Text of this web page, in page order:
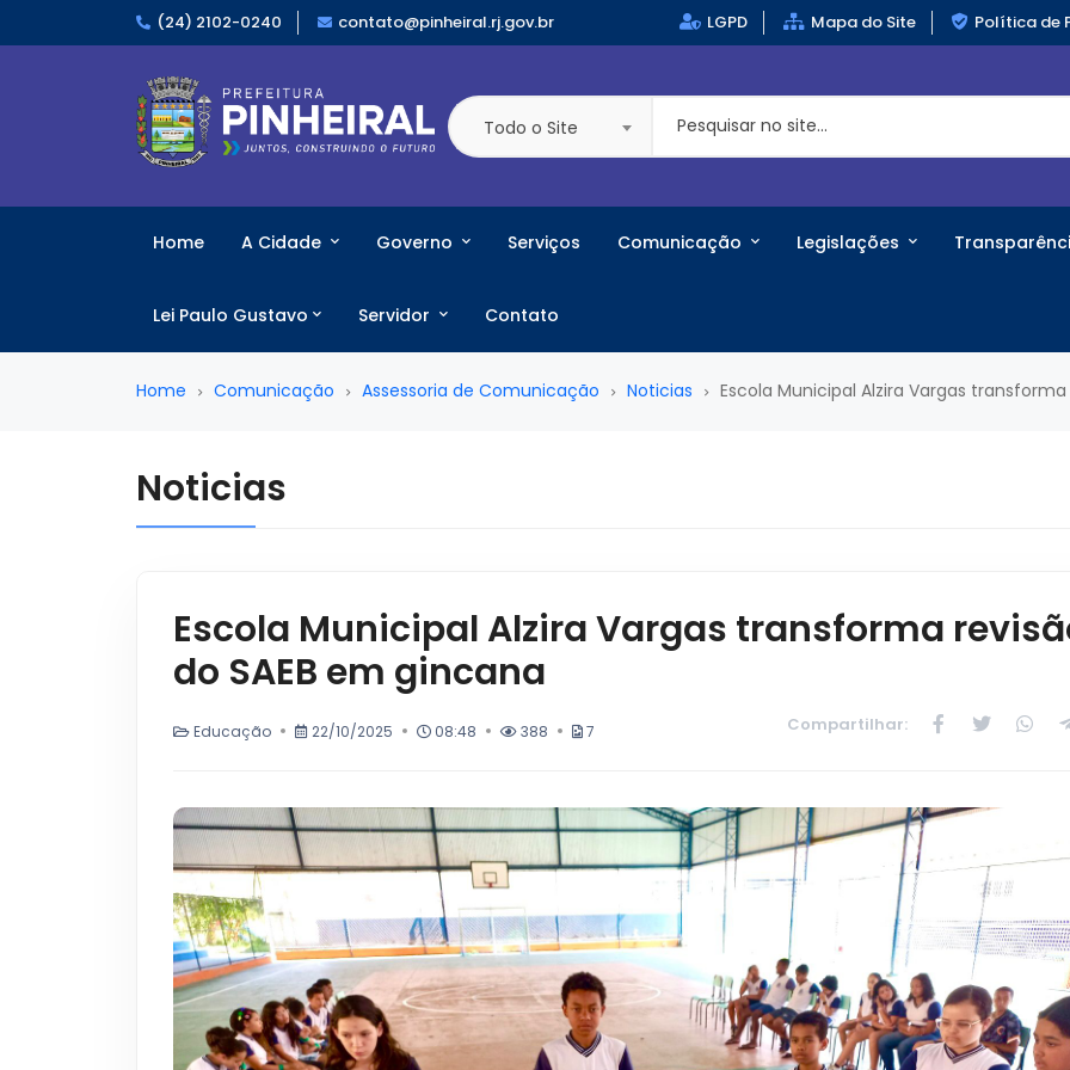
(24) 2102-0240 contato@pinheiral.rj.gov.br LGPD Mapa do Site Política de
Todo o Site
Home A Cidade Governo Serviços Comunicação Legislações
Lei Paulo Gustavo Servidor Contato
Home Comunicação Assessoria de Comunicação Noticias Escola Municipal Alzira Vargas
Noticias
Escola Municipal Alzira Vargas transforma
do SAEB em gincana
Educação 22/10/2025 08:48 388 7 Compartilhar: